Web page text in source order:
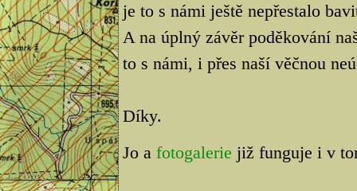
je to s námi ještě nepřestalo
A na úplný závěr poděkování
to s námi, i přes naší věčnou
Díky.
Jo a fotogalerie již funguje i v